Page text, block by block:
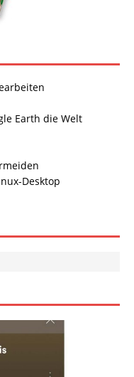
Earth die Welt
Desktop